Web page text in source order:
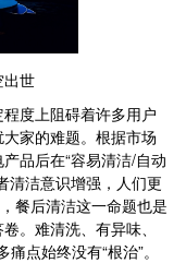
世
度上阻碍着许多用户
家的难题。根据市场
品后在“容易清洁/自动
清洁意识增强，人们更
餐后清洁这一命题也是
。难清洗、有异味、
点始终没有“根治”。